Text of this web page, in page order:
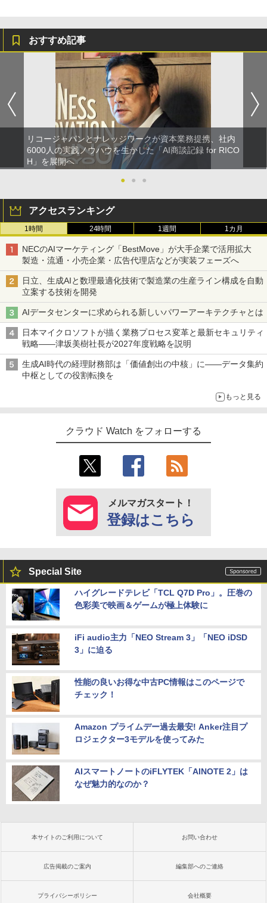
おすすめ記事
リコージャパンとナレッジワークが資本業務提携、社内
6000人の実践ノウハウを生かした「AI商談記録 for RICO
H」を展開へ
●
● ●
アクセスランキング
1時間 24時間 1週間 1カ月
NECのAIマーケティング「BestMove」が大手企業で活用拡大
製造・流通・小売企業・広告代理店などが実装フェーズへ
日立、生成AIと数理最適化技術で製造業の生産ライン構成を自動
立案する技術を開発
AIデータセンターに求められる新しいパワーアーキテクチャとは
日本マイクロソフトが描く業務プロセス変革と最新セキュリティ
戦略――津坂美樹社長が2027年度戦略を説明
生成AI時代の経理財務部は「価値創出の中核」に――データ集約
中枢としての役割転換を
もっと見る
クラウド Watch をフォローする
メルマガスタート！
登録はこちら
Special Site
ハイグレードテレビ「TCL Q7D Pro」。圧巻の
色彩美で映画＆ゲームが極上体験に
iFi audio主力「NEO Stream 3」「NEO iDSD
3」に迫る
性能の良いお得な中古PC情報はこのページで
チェック！
Amazon プライムデー過去最安! Anker注目プ
ロジェクター3モデルを使ってみた
AIスマートノートのiFLYTEK「AINOTE 2」は
なぜ魅力的なのか？
本サイトのご利用について お問い合わせ
広告掲載のご案内 編集部へのご連絡
プライバシーポリシー 会社概要